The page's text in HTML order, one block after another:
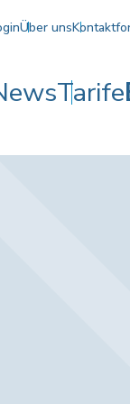
Tarife
Über uns